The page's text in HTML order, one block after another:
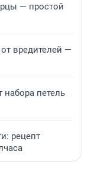
— простой
вредителей —
набора петель
рецепт